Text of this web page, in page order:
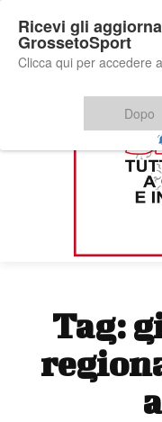
Tag:
Ricevi gli
GrossetoSport
Clicca qui per accedere
Dopo